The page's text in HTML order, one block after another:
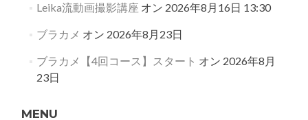
Leika流動画撮影講座 オン 2026年8月16日 13:30
ブラカメ オン 2026年8月23日
ブラカメ【4回コース】スタート オン 2026年8月
23日
MENU